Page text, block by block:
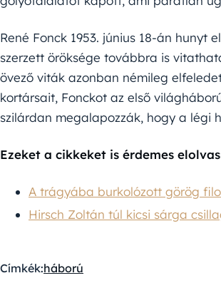
René Fonck 1953. június 18-án hunyt
szerzett öröksége továbbra is
övező viták azonban némileg
kortársait, Fonckot az első
szilárdan megalapozzák, hogy a légi
Ezeket a cikkeket is érdemes
A trágyába burkolózott görög
Hirsch Zoltán túl kicsi sárga
Címkék:háború